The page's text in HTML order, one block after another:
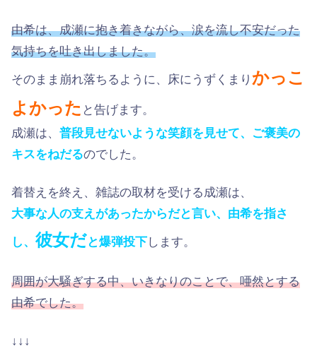
由希は、成瀬に抱き着きながら、涙を流し不安だった
気持ちを吐き出しました。
そのまま崩れ落ちるように、床にうずくまり かっこ
よかった と告げます。
成瀬は、 普段見せないような笑顔を見せて、ご褒美の
キスをねだるのでした。
着替えを終え、雑誌の取材を受ける成瀬は、
大事な人の支えがあったからだと言い、由希を指さ
し、 彼女だと爆弾投下します。
周囲が大騒ぎする中、いきなりのことで、唖然とする
由希でした。
↓↓↓